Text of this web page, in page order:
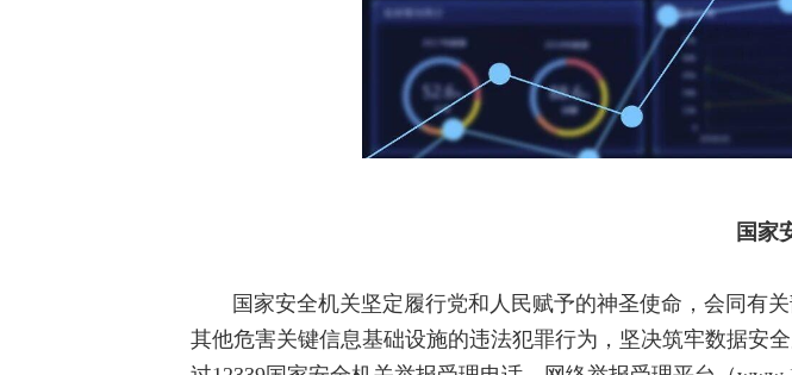
国家
国家安全机关坚定履行党和人民赋予的神圣使命，会同有
其他危害关键信息基础设施的违法犯罪行为，坚决筑牢数据安